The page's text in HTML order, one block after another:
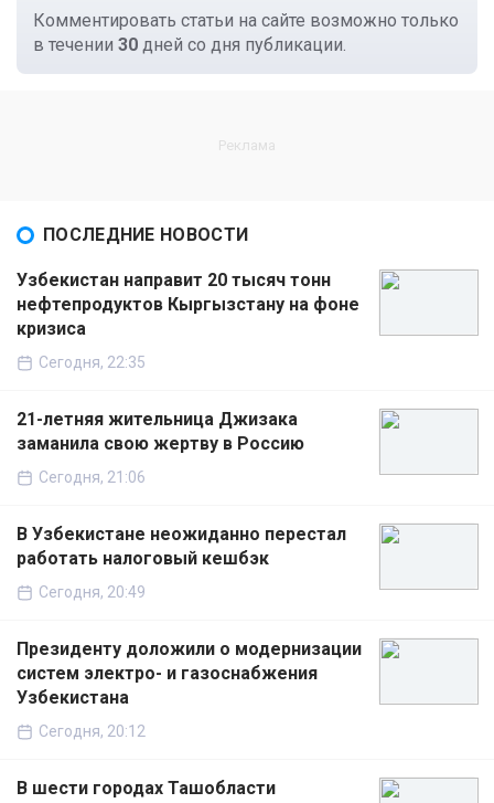
Комментировать статьи на сайте возможно только
в течении 30 дней со дня публикации.
ПОСЛЕДНИЕ НОВОСТИ
Узбекистан направит 20 тысяч тонн
нефтепродуктов Кыргызстану на фоне
кризиса
Сегодня, 22:35
21-летняя жительница Джизака
заманила свою жертву в Россию
Сегодня, 21:06
В Узбекистане неожиданно перестал
работать налоговый кешбэк
Сегодня, 20:49
Президенту доложили о модернизации
систем электро- и газоснабжения
Узбекистана
Сегодня, 20:12
В шести городах Ташобласти